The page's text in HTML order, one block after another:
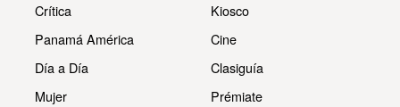
Crítica
Panamá América
Día a Día
Mujer
Kiosco
Cine
Clasiguía
Prémiate